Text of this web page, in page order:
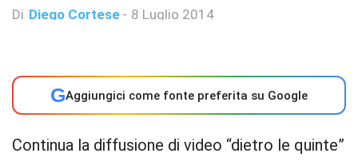
Di Diego Cortese - 8 Luglio 2014
GAggiungici come fonte preferita su Google
Continua la diffusione di video “dietro le quinte”